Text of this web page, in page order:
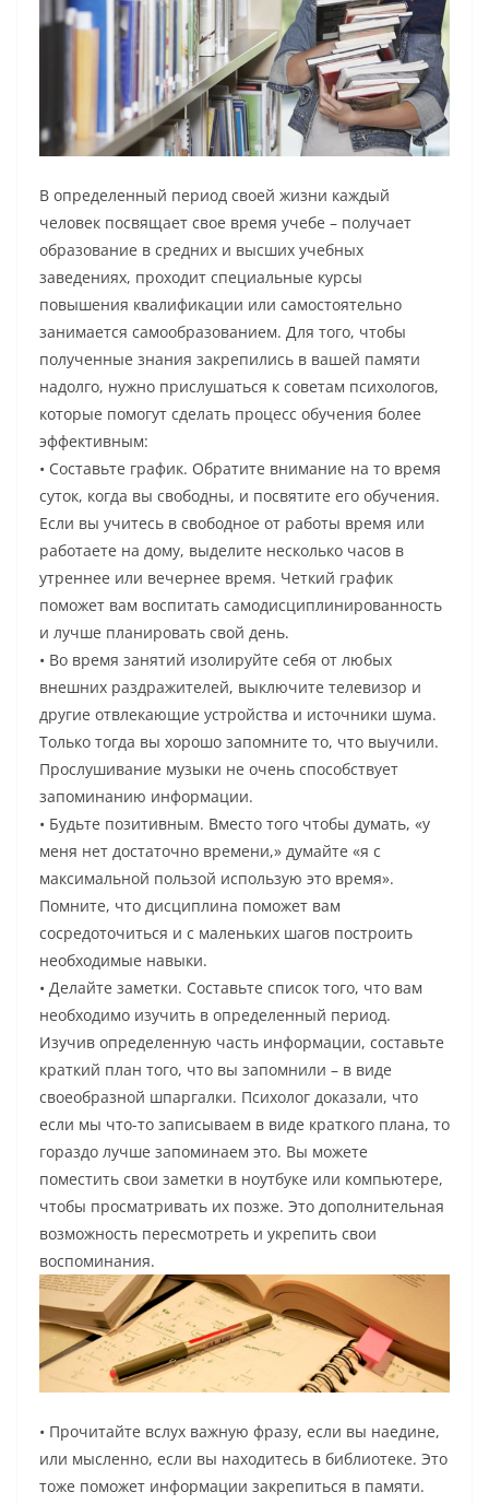
В определенный период своей жизни каждый
человек посвящает свое время учебе – получает
образование в средних и высших учебных
заведениях, проходит специальные курсы
повышения квалификации или самостоятельно
занимается самообразованием. Для того, чтобы
полученные знания закрепились в вашей памяти
надолго, нужно прислушаться к советам психологов,
которые помогут сделать процесс обучения более
эффективным:
• Составьте график. Обратите внимание на то время
суток, когда вы свободны, и посвятите его обучения.
Если вы учитесь в свободное от работы время или
работаете на дому, выделите несколько часов в
утреннее или вечернее время. Четкий график
поможет вам воспитать самодисциплинированность
и лучше планировать свой день.
• Во время занятий изолируйте себя от любых
внешних раздражителей, выключите телевизор и
другие отвлекающие устройства и источники шума.
Только тогда вы хорошо запомните то, что выучили.
Прослушивание музыки не очень способствует
запоминанию информации.
• Будьте позитивным. Вместо того чтобы думать, «у
меня нет достаточно времени,» думайте «я с
максимальной пользой использую это время».
Помните, что дисциплина поможет вам
сосредоточиться и с маленьких шагов построить
необходимые навыки.
• Делайте заметки. Составьте список того, что вам
необходимо изучить в определенный период.
Изучив определенную часть информации, составьте
краткий план того, что вы запомнили – в виде
своеобразной шпаргалки. Психолог доказали, что
если мы что-то записываем в виде краткого плана, то
гораздо лучше запоминаем это. Вы можете
поместить свои заметки в ноутбуке или компьютере,
чтобы просматривать их позже. Это дополнительная
возможность пересмотреть и укрепить свои
воспоминания.
• Прочитайте вслух важную фразу, если вы наедине,
или мысленно, если вы находитесь в библиотеке. Это
тоже поможет информации закрепиться в памяти.